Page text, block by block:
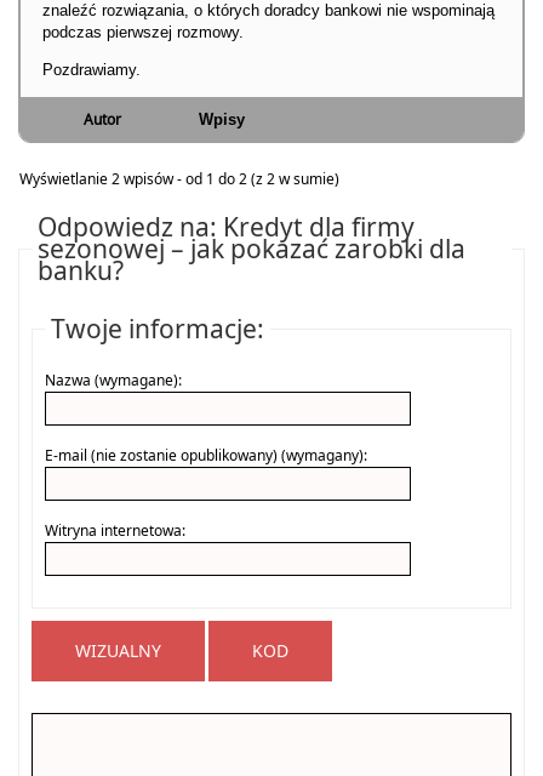
znaleźć rozwiązania, o których doradcy bankowi nie wspominają
podczas pierwszej rozmowy.
Pozdrawiamy.
Autor Wpisy
Wyświetlanie 2 wpisów - od 1 do 2 (z 2 w sumie)
Odpowiedz na: Kredyt dla firmy
sezonowej – jak pokazać zarobki dla
banku?
Twoje informacje:
Nazwa (wymagane):
E-mail (nie zostanie opublikowany) (wymagany):
Witryna internetowa:
WIZUALNY KOD